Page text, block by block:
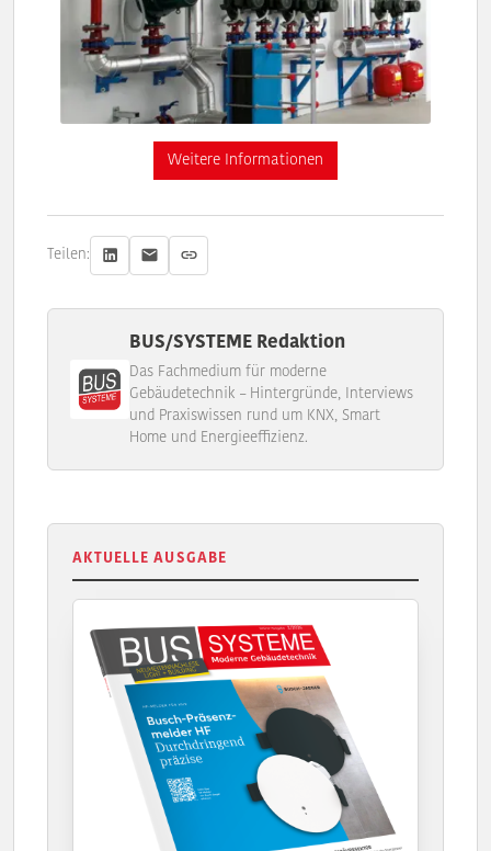
Weitere Informationen
Teilen:
BUS/SYSTEME Redaktion
Das Fachmedium für moderne
Gebäudetechnik – Hintergründe, Interviews
und Praxiswissen rund um KNX, Smart
Home und Energieeffizienz.
AKTUELLE AUSGABE